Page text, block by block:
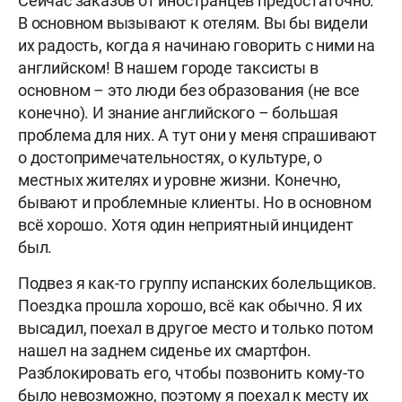
В основном вызывают к отелям. Вы бы видели
их радость, когда я начинаю говорить с ними на
английском! В нашем городе таксисты в
основном – это люди без образования (не все
конечно). И знание английского – большая
проблема для них. А тут они у меня спрашивают
о достопримечательностях, о культуре, о
местных жителях и уровне жизни. Конечно,
бывают и проблемные клиенты. Но в основном
всё хорошо. Хотя один неприятный инцидент
был.
Подвез я как-то группу испанских болельщиков.
Поездка прошла хорошо, всё как обычно. Я их
высадил, поехал в другое место и только потом
нашел на заднем сиденье их смартфон.
Разблокировать его, чтобы позвонить кому-то
было невозможно, поэтому я поехал к месту их